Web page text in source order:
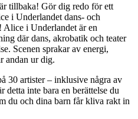
tillbaka! Gör dig redo för ett
i Underlandet dans- och
Alice i Underlandet är en
där dans, akrobatik och teater
Scenen sprakar av energi,
andan ur dig.
30 artister – inklusive några av
detta inte bara en berättelse du
du och dina barn får kliva rakt in